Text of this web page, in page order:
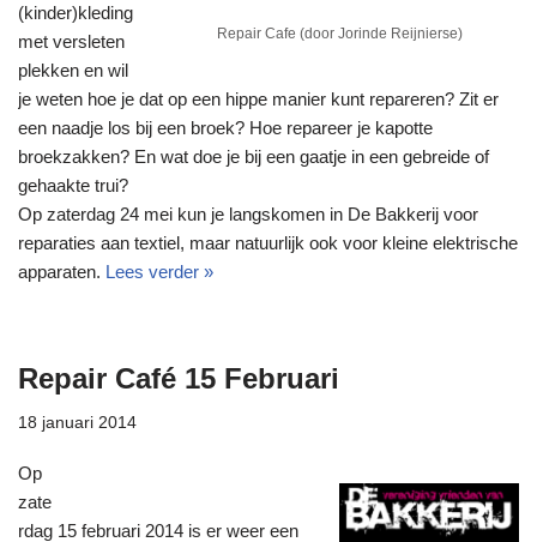
Repair Cafe (door Jorinde Reijnierse)
(kinder)kleding
met versleten
plekken en wil
je weten hoe je dat op een hippe manier kunt repareren? Zit er
een naadje los bij een broek? Hoe repareer je kapotte
broekzakken? En wat doe je bij een gaatje in een gebreide of
gehaakte trui?
Op zaterdag 24 mei kun je langskomen in De Bakkerij voor
reparaties aan textiel, maar natuurlijk ook voor kleine elektrische
apparaten. Lees verder »
Repair Café 15 Februari
18 januari 2014
Op
zate
rdag 15 februari 2014 is er weer een